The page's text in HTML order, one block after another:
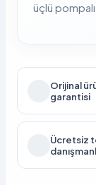
üçlü
Orijinal
garantisi
Ücretsiz